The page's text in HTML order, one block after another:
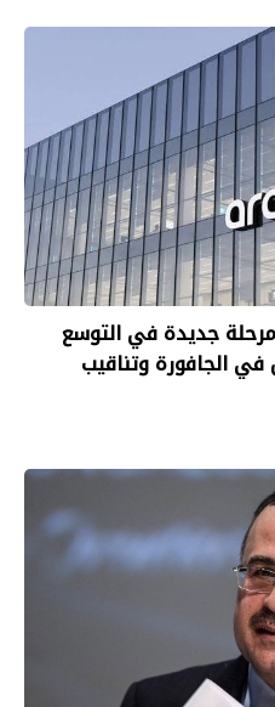
جديدة في التوسع
في الجافورة وتناقيب